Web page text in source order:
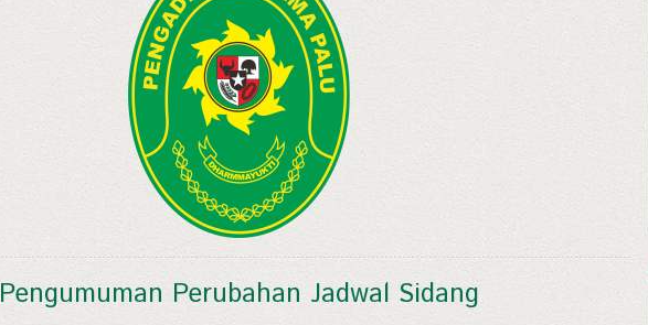
Pengumuman Perubahan Jadwal Sidang